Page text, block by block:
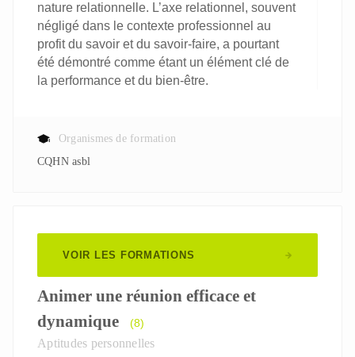
nature relationnelle. L’axe relationnel, souvent
négligé dans le contexte professionnel au
profit du savoir et du savoir-faire, a pourtant
été démontré comme étant un élément clé de
la performance et du bien-être.
Organismes de formation
CQHN asbl
VOIR LES FORMATIONS
Animer une réunion efficace et
dynamique
(8)
Aptitudes personnelles